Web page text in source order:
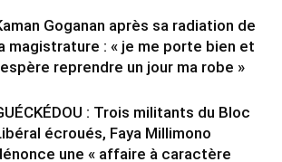
Goganan après sa radiation de
magistrature : « je me porte bien et
reprendre un jour ma robe »
: Trois militants du Bloc
écroués, Faya Millimono
une « affaire à caractère